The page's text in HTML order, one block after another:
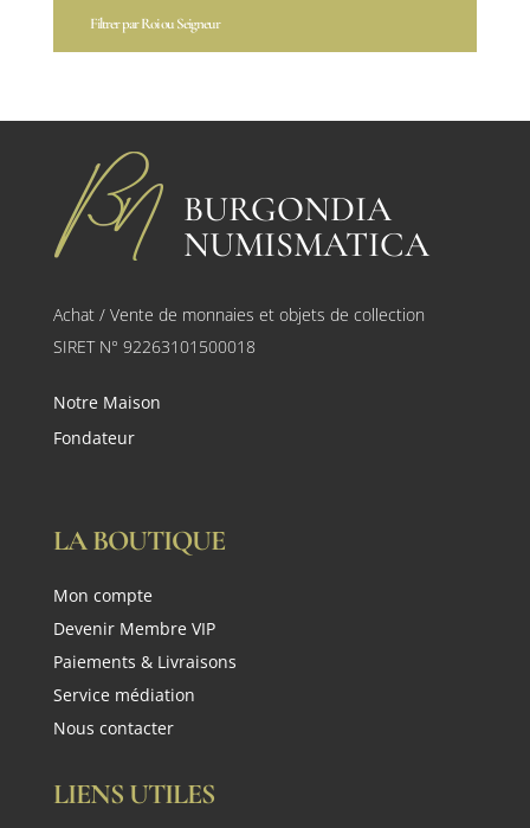
Filtrer par Roi ou Seigneur
BURGONDIA
NUMISMATICA
Achat / Vente de monnaies et objets de collection
SIRET N° 92263101500018
Notre Maison
Fondateur
LA BOUTIQUE
Mon compte
Devenir Membre VIP
Paiements & Livraisons
Service médiation
Nous contacter
LIENS UTILES